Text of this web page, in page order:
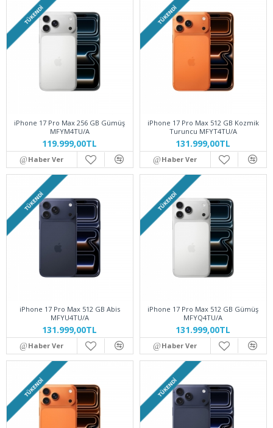
TÜKENDI
iPhone 17 Pro Max 256 GB Gümüş
MFYM4TU/A
119.999,00TL
Haber Ver
TÜKENDI
iPhone 17 Pro Max 512 GB Kozmik
Turuncu MFYT4TU/A
131.999,00TL
Haber Ver
TÜKENDI
iPhone 17 Pro Max 512 GB Abis
MFYU4TU/A
131.999,00TL
Haber Ver
TÜKENDI
iPhone 17 Pro Max 512 GB Gümüş
MFYQ4TU/A
131.999,00TL
Haber Ver
TÜKENDI TÜKENDI